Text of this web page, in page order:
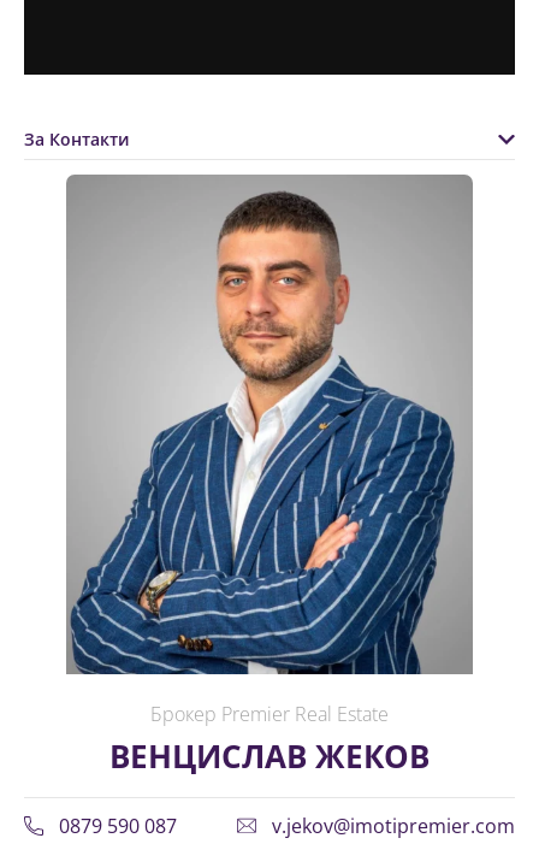
За Контакти
Брокер Premier Real Estate
ВЕНЦИСЛАВ ЖЕКОВ
0879 590 087 v.jekov@imotipremier.com